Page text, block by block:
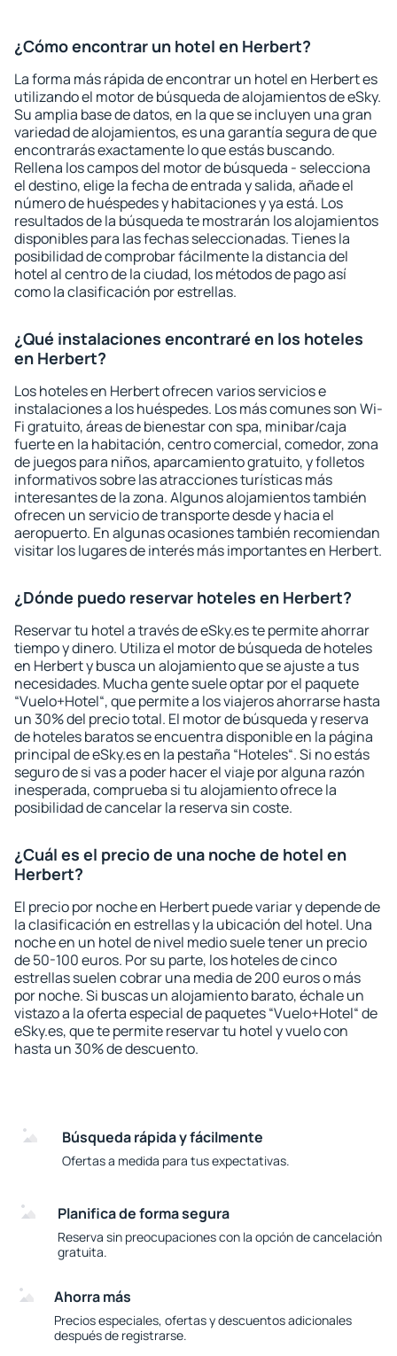
¿Cómo encontrar un hotel en Herbert?
La forma más rápida de encontrar un hotel en Herbert es
utilizando el motor de búsqueda de alojamientos de eSky.
Su amplia base de datos, en la que se incluyen una gran
variedad de alojamientos, es una garantía segura de que
encontrarás exactamente lo que estás buscando.
Rellena los campos del motor de búsqueda - selecciona
el destino, elige la fecha de entrada y salida, añade el
número de huéspedes y habitaciones y ya está. Los
resultados de la búsqueda te mostrarán los alojamientos
disponibles para las fechas seleccionadas. Tienes la
posibilidad de comprobar fácilmente la distancia del
hotel al centro de la ciudad, los métodos de pago así
como la clasificación por estrellas.
¿Qué instalaciones encontraré en los hoteles
en Herbert?
Los hoteles en Herbert ofrecen varios servicios e
instalaciones a los huéspedes. Los más comunes son Wi-
Fi gratuito, áreas de bienestar con spa, minibar/caja
fuerte en la habitación, centro comercial, comedor, zona
de juegos para niños, aparcamiento gratuito, y folletos
informativos sobre las atracciones turísticas más
interesantes de la zona. Algunos alojamientos también
ofrecen un servicio de transporte desde y hacia el
aeropuerto. En algunas ocasiones también recomiendan
visitar los lugares de interés más importantes en Herbert.
¿Dónde puedo reservar hoteles en Herbert?
Reservar tu hotel a través de eSky.es te permite ahorrar
tiempo y dinero. Utiliza el motor de búsqueda de hoteles
en Herbert y busca un alojamiento que se ajuste a tus
necesidades. Mucha gente suele optar por el paquete
“Vuelo+Hotel“, que permite a los viajeros ahorrarse hasta
un 30% del precio total. El motor de búsqueda y reserva
de hoteles baratos se encuentra disponible en la página
principal de eSky.es en la pestaña “Hoteles“. Si no estás
seguro de si vas a poder hacer el viaje por alguna razón
inesperada, comprueba si tu alojamiento ofrece la
posibilidad de cancelar la reserva sin coste.
¿Cuál es el precio de una noche de hotel en
Herbert?
El precio por noche en Herbert puede variar y depende de
la clasificación en estrellas y la ubicación del hotel. Una
noche en un hotel de nivel medio suele tener un precio
de 50-100 euros. Por su parte, los hoteles de cinco
estrellas suelen cobrar una media de 200 euros o más
por noche. Si buscas un alojamiento barato, échale un
vistazo a la oferta especial de paquetes “Vuelo+Hotel“ de
eSky.es, que te permite reservar tu hotel y vuelo con
hasta un 30% de descuento.
Búsqueda rápida y fácilmente
Ofertas a medida para tus expectativas.
Planifica de forma segura
Reserva sin preocupaciones con la opción de cancelación
gratuita.
Ahorra más
Precios especiales, ofertas y descuentos adicionales
después de registrarse.